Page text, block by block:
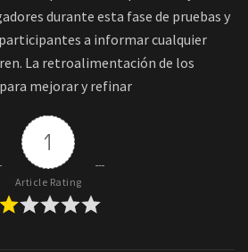
durante esta fase de pruebas y
a informar cualquier
La retroalimentación de los
mejorar y refinar
1
Article Rating